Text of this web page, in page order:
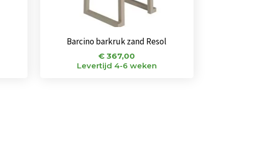
Barcino barkruk zand Resol
€ 367,00
Levertijd 4-6 weken